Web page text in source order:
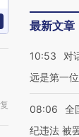
最新文章
10:53
对
远是第一位
08:06
全
纪违法 被